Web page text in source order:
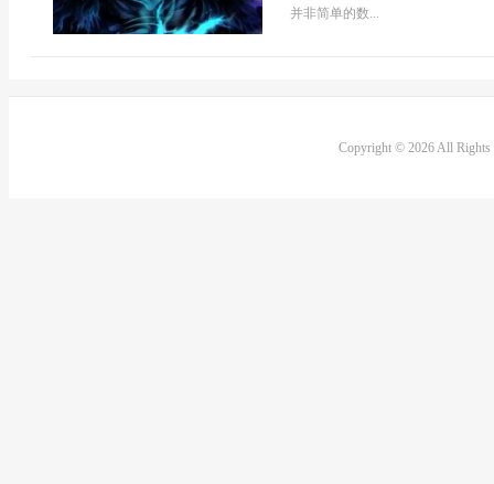
并非简单的数...
Copyright © 2026 All